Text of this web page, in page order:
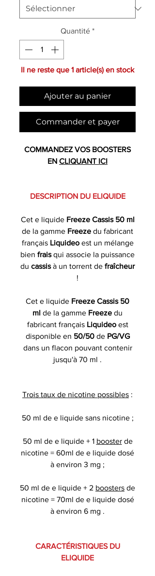
Quantité *
Il ne reste que 1 article(s) en stock
Ajouter au panier
Commander et payer
COMMANDEZ VOS BOOSTERS
EN CLIQUANT ICI
DESCRIPTION DU ELIQUIDE
Cet e liquide Freeze Cassis 50 ml
de la gamme Freeze du fabricant
français Liquideo est un mélange
bien fraisqui associe la puissance
du cassisà un torrent de fraîcheur
!
Cet e liquide Freeze Cassis 50
ml de la gamme Freeze du
fabricant français Liquideoest
disponible en 50/50de PG/VG
dans un flacon pouvant contenir
jusqu'à 70 ml .
Trois taux de nicotine possibles :
50 ml de e liquide sans nicotine ;
50 ml de e liquide + 1 boosterde
nicotine = 60ml de e liquide dosé
à environ 3 mg ;
50 ml de e liquide + 2 boosters de
nicotine = 70ml de e liquide dosé
à environ 6 mg .
CARACTÉRISTIQUES DU
ELIQUIDE